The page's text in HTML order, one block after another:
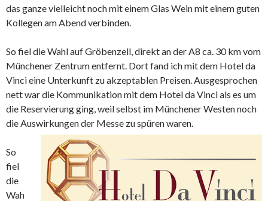
das ganze vielleicht noch mit einem Glas Wein mit einem guten
Kollegen am Abend verbinden.
So fiel die Wahl auf Gröbenzell, direkt an der A8 ca. 30 km vom
Münchener Zentrum entfernt. Dort fand ich mit dem Hotel da
Vinci eine Unterkunft zu akzeptablen Preisen. Ausgesprochen
nett war die Kommunikation mit dem Hotel da Vinci als es um
die Reservierung ging, weil selbst im Münchener Westen noch
die Auswirkungen der Messe zu spüren waren.
So
fiel
die
Wah